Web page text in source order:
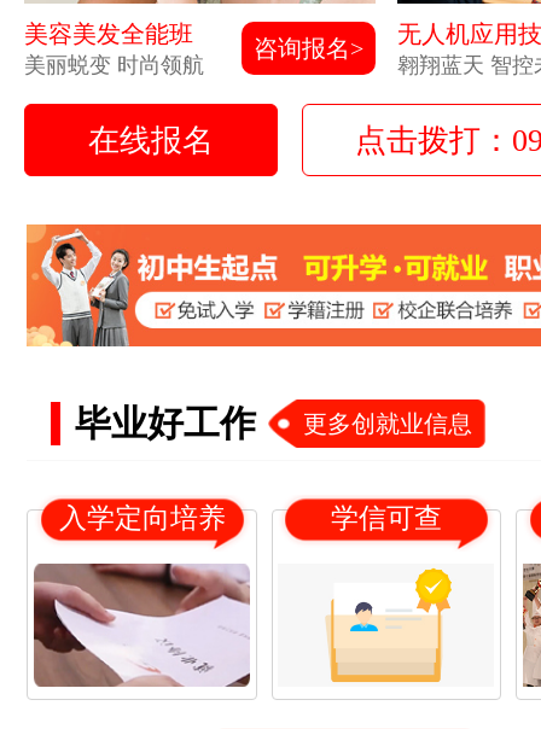
美容美发全能班
美丽蜕变 时尚领航
咨询报名>
无人机应用
翱翔蓝天 智控
在线报名 点击拨打：
毕业好工作 更多创就业信息
入学定向培养 学信可查